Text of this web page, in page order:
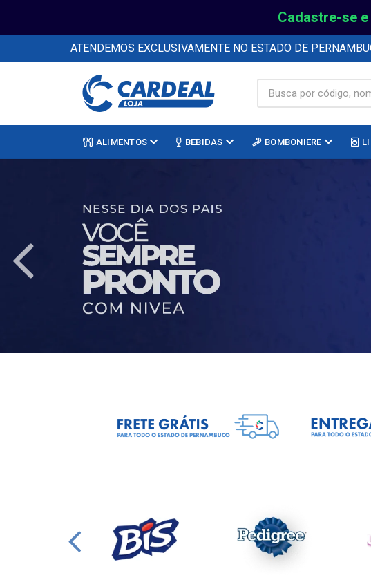
Cadastre-se
ATENDEMOS EXCLUSIVAMENTE NO ESTADO DE
ALIMENTOS BEBIDAS BOMBONIERE